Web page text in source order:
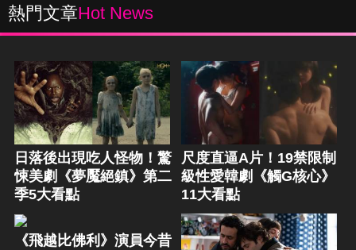
熱門文章Hot News
日落後出現吃人怪物！驚
悚美劇《夢魘絕鎮》第二
季5大看點
尺度直逼A片！19禁限制
級性愛韓劇《觸G核心》
11大看點
《飛越比佛利》演員今昔